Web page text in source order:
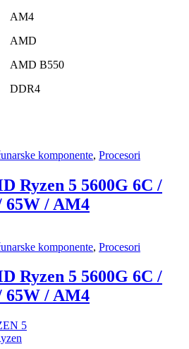
AM4
AMD
AMD B550
DDR4
komponente, Procesori
Ryzen 5 5600G 6C /
65W / AM4
komponente, Procesori
Ryzen 5 5600G 6C /
65W / AM4
5